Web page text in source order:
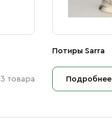
3 товара
Потиры Sarra
Подробнее